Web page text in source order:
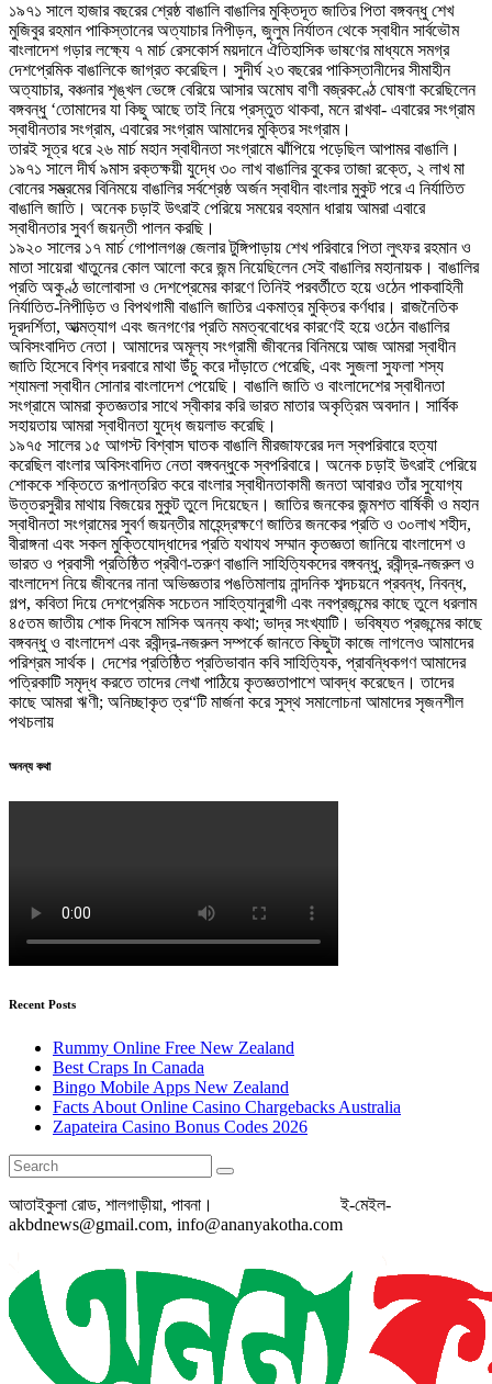
১৯৭১ সালে হাজার বছরের শ্রেষ্ঠ বাঙালি বাঙালির মুক্তিদূত জাতির পিতা বঙ্গবন্ধু শেখ
মুজিবুর রহমান পাকিস্তানের অত্যাচার নিপীড়ন, জুলুম নির্যাতন থেকে স্বাধীন সার্বভৌম
বাংলাদেশ গড়ার লক্ষ্যে ৭ মার্চ রেসকোর্স ময়দানে ঐতিহাসিক ভাষণের মাধ্যমে সমগ্র
দেশপ্রেমিক বাঙালিকে জাগ্রত করেছিল। সুদীর্ঘ ২৩ বছরের পাকিস্তানীদের সীমাহীন
অত্যাচার, বঞ্চনার শৃঙ্খল ভেঙ্গে বেরিয়ে আসার অমোঘ বাণী বজ্রকণ্ঠে ঘোষণা করেছিলেন
বঙ্গবন্ধু ‘তোমাদের যা কিছু আছে তাই নিয়ে প্রস্তুত থাকবা, মনে রাখবা- এবারের সংগ্রাম
স্বাধীনতার সংগ্রাম, এবারের সংগ্রাম আমাদের মুক্তির সংগ্রাম।
তারই সূত্র ধরে ২৬ মার্চ মহান স্বাধীনতা সংগ্রামে ঝাঁপিয়ে পড়েছিল আপামর বাঙালি।
১৯৭১ সালে দীর্ঘ ৯মাস রক্তক্ষয়ী যুদ্ধে ৩০ লাখ বাঙালির বুকের তাজা রক্তে, ২ লাখ মা
বোনের সম্ভ্রমের বিনিময়ে বাঙালির সর্বশ্রেষ্ঠ অর্জন স্বাধীন বাংলার মুকুট পরে এ নির্যাতিত
বাঙালি জাতি। অনেক চড়াই উৎরাই পেরিয়ে সময়ের বহমান ধারায় আমরা এবারে
স্বাধীনতার সুবর্ণ জয়ন্তী পালন করছি।
১৯২০ সালের ১৭ মার্চ গোপালগঞ্জ জেলার টুঙ্গিপাড়ায় শেখ পরিবারে পিতা লুৎফর রহমান ও
মাতা সায়েরা খাতুনের কোল আলো করে জন্ম নিয়েছিলেন সেই বাঙালির মহানায়ক। বাঙালির
প্রতি অকুণ্ঠ ভালোবাসা ও দেশপ্রেমের কারণে তিনিই পরবর্তীতে হয়ে ওঠেন পাকবাহিনী
নির্যাতিত-নিপীড়িত ও বিপথগামী বাঙালি জাতির একমাত্র মুক্তির কর্ণধার। রাজনৈতিক
দূরদর্শিতা, আত্মত্যাগ এবং জনগণের প্রতি মমত্ববোধের কারণেই হয়ে ওঠেন বাঙালির
অবিসংবাদিত নেতা। আমাদের অমূল্য সংগ্রামী জীবনের বিনিময়ে আজ আমরা স্বাধীন
জাতি হিসেবে বিশ্ব দরবারে মাথা উঁচু করে দাঁড়াতে পেরেছি, এবং সুজলা সুফলা শস্য
শ্যামলা স্বাধীন সোনার বাংলাদেশ পেয়েছি। বাঙালি জাতি ও বাংলাদেশের স্বাধীনতা
সংগ্রামে আমরা কৃতজ্ঞতার সাথে স্বীকার করি ভারত মাতার অকৃত্রিম অবদান। সার্বিক
সহায়তায় আমরা স্বাধীনতা যুদ্ধে জয়লাভ করেছি।
১৯৭৫ সালের ১৫ আগস্ট বিশ্বাস ঘাতক বাঙালি মীরজাফরের দল স্বপরিবারে হত্যা
করেছিল বাংলার অবিসংবাদিত নেতা বঙ্গবন্ধুকে স্বপরিবারে। অনেক চড়াই উৎরাই পেরিয়ে
শোককে শক্তিতে রূপান্তরিত করে বাংলার স্বাধীনতাকামী জনতা আবারও তাঁর সুযোগ্য
উত্তরসুরীর মাথায় বিজয়ের মুকুট তুলে দিয়েছেন। জাতির জনকের জন্মশত বার্ষিকী ও মহান
স্বাধীনতা সংগ্রামের সুবর্ণ জয়ন্তীর মাহেন্দ্রক্ষণে জাতির জনকের প্রতি ও ৩০লাখ শহীদ,
বীরাঙ্গনা এবং সকল মুক্তিযোদ্ধাদের প্রতি যথাযথ সম্মান কৃতজ্ঞতা জানিয়ে বাংলাদেশ ও
ভারত ও প্রবাসী প্রতিষ্ঠিত প্রবীণ-তরুণ বাঙালি সাহিত্যিকদের বঙ্গবন্ধু, রবীন্দ্র-নজরুল ও
বাংলাদেশ নিয়ে জীবনের নানা অভিজ্ঞতার পঙতিমালায় নান্দনিক শব্দচয়নে প্রবন্ধ, নিবন্ধ,
গল্প, কবিতা দিয়ে দেশপ্রেমিক সচেতন সাহিত্যানুরাগী এবং নবপ্রজন্মের কাছে তুলে ধরলাম
৪৫তম জাতীয় শোক দিবসে মাসিক অনন্য কথা; ভাদ্র সংখ্যাটি। ভবিষ্যত প্রজন্মের কাছে
বঙ্গবন্ধু ও বাংলাদেশ এবং রবীন্দ্র-নজরুল সম্পর্কে জানতে কিছুটা কাজে লাগলেও আমাদের
পরিশ্রম সার্থক। দেশের প্রতিষ্ঠিত প্রতিভাবান কবি সাহিত্যিক, প্রাবন্ধিকগণ আমাদের
পত্রিকাটি সমৃদ্ধ করতে তাদের লেখা পাঠিয়ে কৃতজ্ঞতাপাশে আবদ্ধ করেছেন। তাদের
কাছে আমরা ঋণী; অনিচ্ছাকৃত ত্র“টি মার্জনা করে সুস্থ সমালোচনা আমাদের সৃজনশীল
পথচলায়
অনন্য কথা
Recent Posts
Rummy Online Free New Zealand
Best Craps In Canada
Bingo Mobile Apps New Zealand
Facts About Online Casino Chargebacks Australia
Zapateira Casino Bonus Codes 2026
আতাইকুলা রোড, শালগাড়ীয়া, পাবনা। ই-মেইল-
akbdnews@gmail.com, info@ananyakotha.com